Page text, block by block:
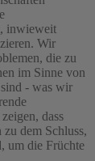
inwieweit
Wir
die zu
im Sinne von
- was wir
dass
dem Schluss,
um die Früchte